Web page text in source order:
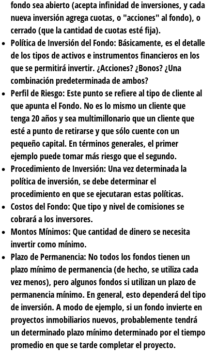
fondo sea abierto (acepta infinidad de inversiones, y cada
nueva inversión agrega cuotas, o "acciones" al fondo), o
cerrado (que la cantidad de cuotas esté fija).
Política de Inversión del Fondo: Básicamente, es el detalle
de los tipos de activos e instrumentos financieros en los
que se permitirá invertir. ¿Acciones? ¿Bonos? ¿Una
combinación predeterminada de ambos?
Perfil de Riesgo: Este punto se refiere al tipo de cliente al
que apunta el Fondo. No es lo mismo un cliente que
tenga 20 años y sea multimillonario que un cliente que
esté a punto de retirarse y que sólo cuente con un
pequeño capital. En términos generales, el primer
ejemplo puede tomar más riesgo que el segundo.
Procedimiento de Inversión: Una vez determinada la
política de inversión, se debe determinar el
procedimiento en que se ejecutaran estas políticas.
Costos del Fondo:Que tipo y nivel de comisiones se
cobrará a los inversores.
Montos Mínimos: Que cantidad de dinero se necesita
invertir como mínimo.
Plazo de Permanencia: No todos los fondos tienen un
plazo mínimo de permanencia (de hecho, se utiliza cada
vez menos), pero algunos fondos si utilizan un plazo de
permanencia mínimo. En general, esto dependerá del tipo
de inversión. A modo de ejemplo, si un fondo invierte en
proyectos inmobiliarios nuevos, probablemente tendrá
un determinado plazo mínimo determinado por el tiempo
promedio en que se tarde completar el proyecto.